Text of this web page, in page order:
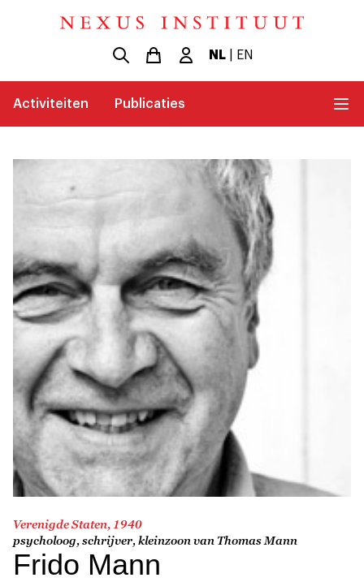
NL| EN
Activiteiten Publicaties
Verenigde Staten, 1940
psycholoog, schrijver, kleinzoon van Thomas Mann
Frido Mann